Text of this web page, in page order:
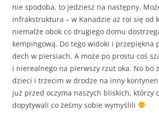
nie spodoba, to jedziesz na następny.
infrakstruktura – w Kanadzie aż roi się od
niemalże obok co drugiego domu
kempingową. Do tego widoki i przepiękna
dech w piersiach. A może po prostu coś
i nierealnego na pierwszy rzut oka. No bo
dzieci i trzecim w drodze na inny
już przed oczyma naszych bliskich, którzy
dopytywali co żeśmy sobie wymyślili